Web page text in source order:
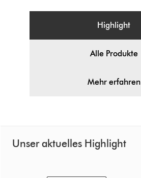
Highlight
Alle Produkte
Mehr erfahren
Unser aktuelles Highlight